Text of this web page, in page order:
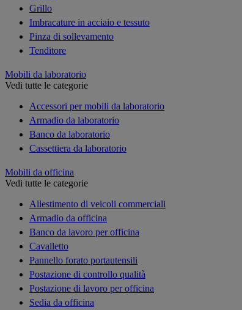
Grillo
Imbracature in acciaio e tessuto
Pinza di sollevamento
Tenditore
Mobili da laboratorio
Vedi tutte le categorie
Accessori per mobili da laboratorio
Armadio da laboratorio
Banco da laboratorio
Cassettiera da laboratorio
Mobili da officina
Vedi tutte le categorie
Allestimento di veicoli commerciali
Armadio da officina
Banco da lavoro per officina
Cavalletto
Pannello forato portautensili
Postazione di controllo qualità
Postazione di lavoro per officina
Sedia da officina